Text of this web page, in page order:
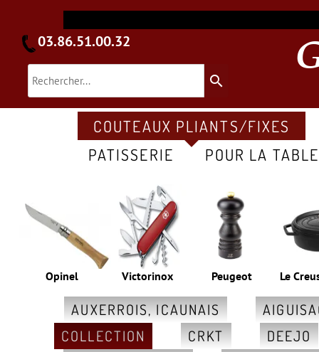
search
AUXERROIS, ICAUNAIS
COLLECTION
CRKT
DEEJO
Peugeot Le
Victorinox
Opinel
COUTEAUX PLIANTS/FIXES
PATISSERIE
POUR LA TABLE
03.86.51.00.32